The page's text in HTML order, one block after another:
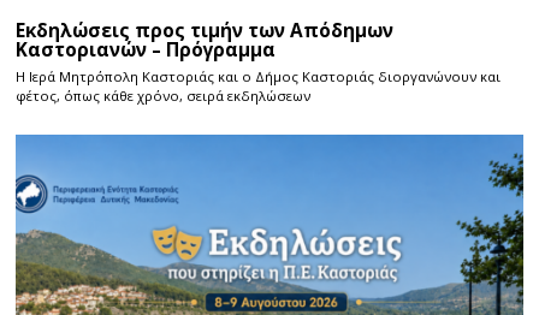
Εκδηλώσεις προς τιμήν των Απόδημων
Καστοριανών – Πρόγραμμα
Η Ιερά Μητρόπολη Καστοριάς και ο Δήμος Καστοριάς διοργανώνουν και
φέτος, όπως κάθε χρόνο, σειρά εκδηλώσεων